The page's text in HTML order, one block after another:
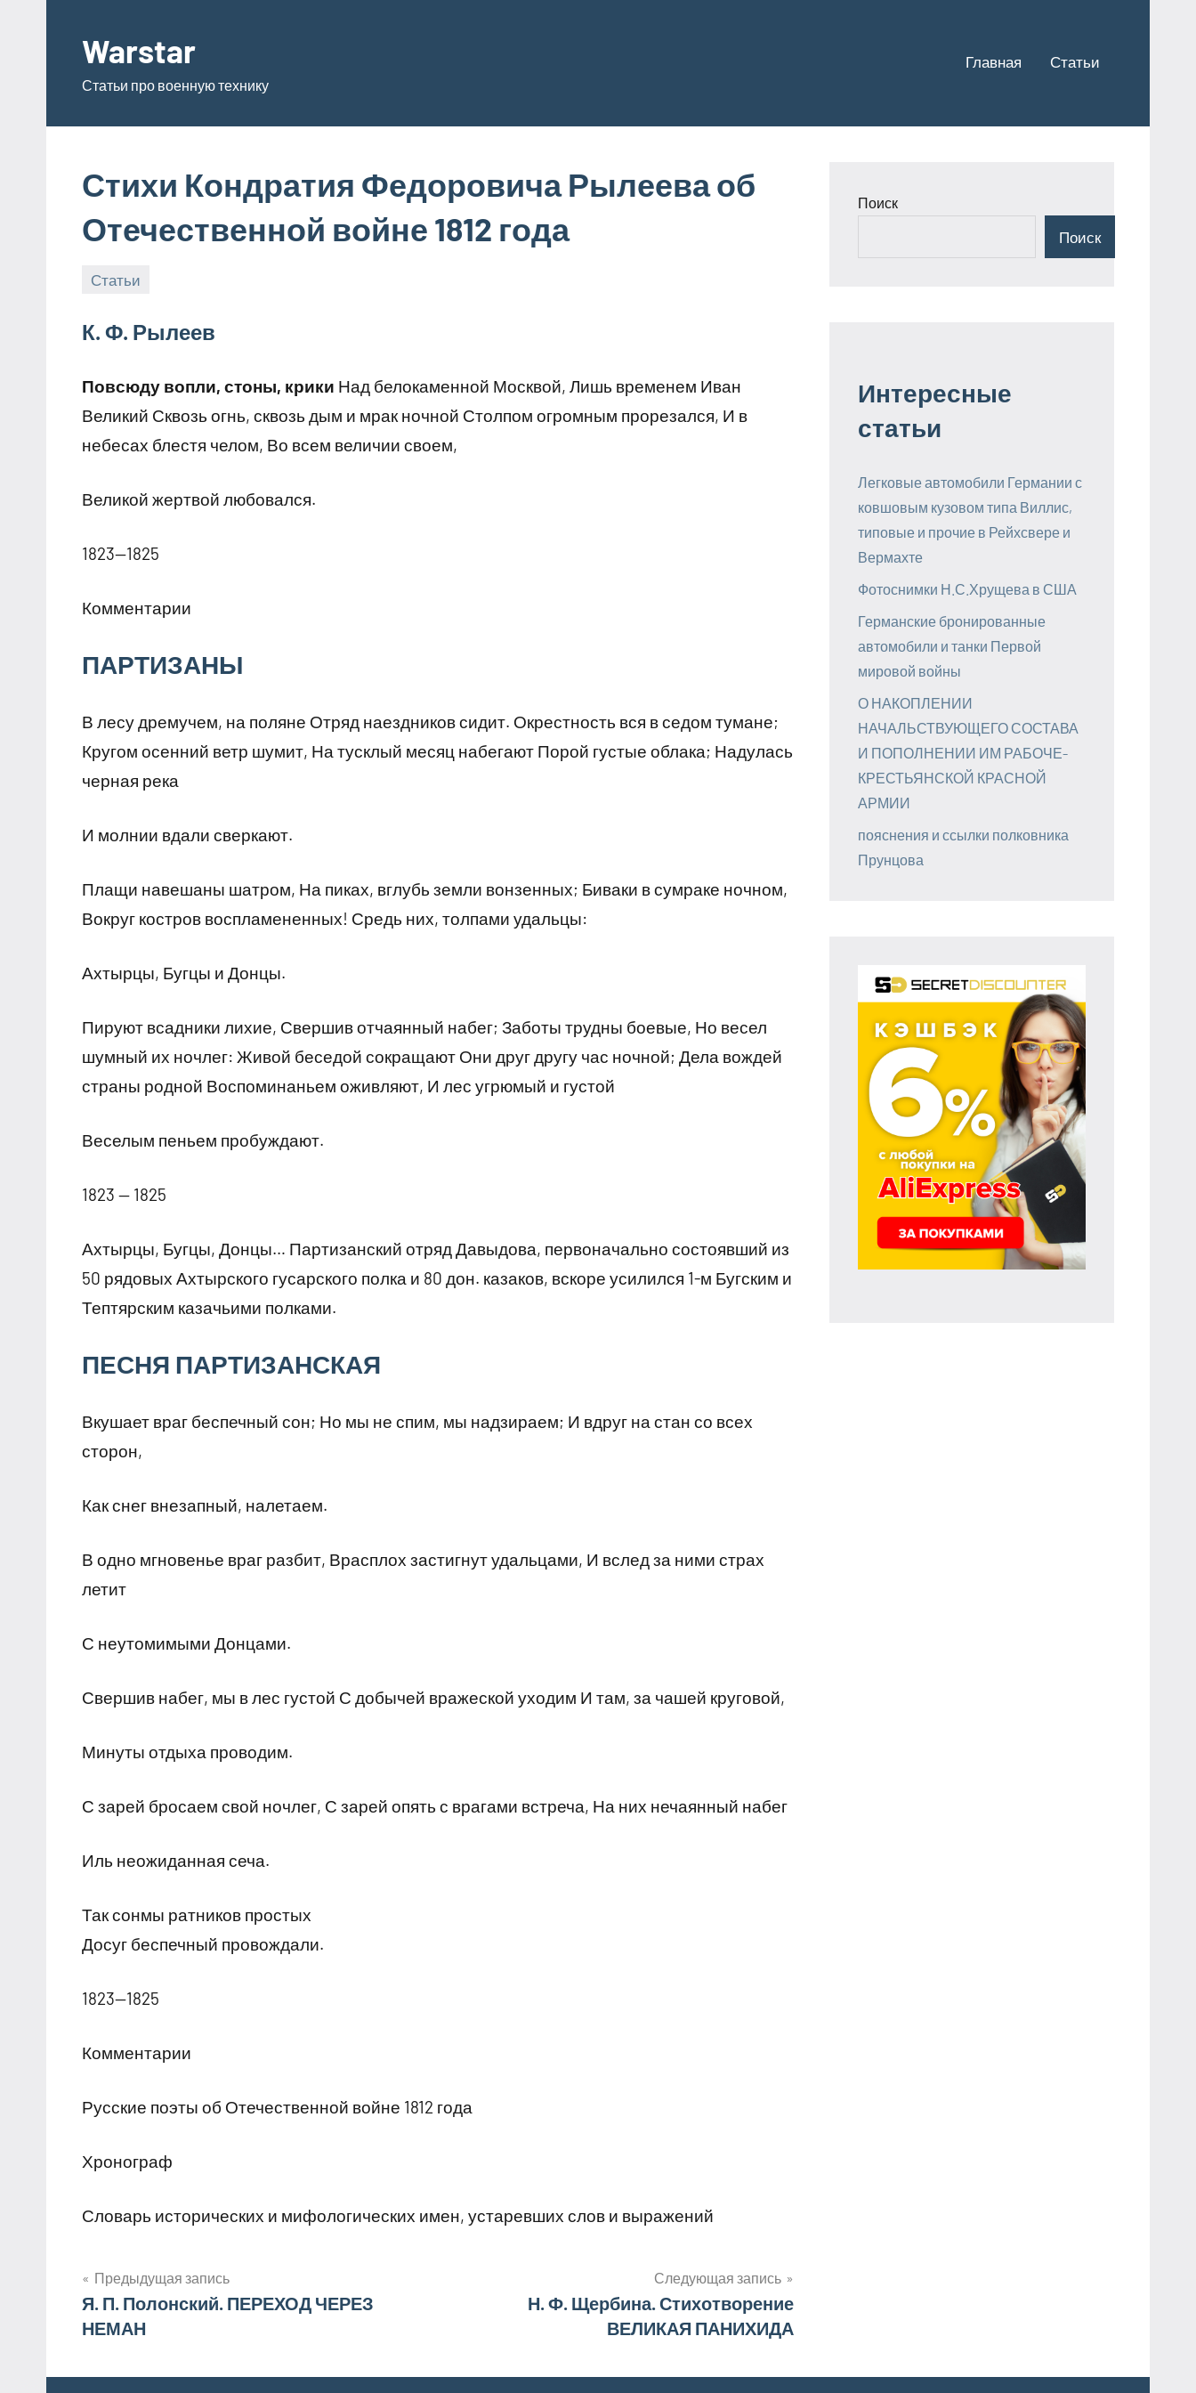
содержимому
Warstar
Статьи про военную технику
Главная Статьи
Стихи Кондратия Федоровича Рылеева об
Отечественной войне 1812 года
Статьи
К. Ф. Рылеев
Повсюду вопли, стоны, крики Над белокаменной Москвой, Лишь временем Иван
Великий Сквозь огнь, сквозь дым и мрак ночной Столпом огромным прорезался, И в
небесах блестя челом, Во всем величии своем,
Великой жертвой любовался.
1823—1825
Комментарии
ПАРТИЗАНЫ
В лесу дремучем, на поляне Отряд наездников сидит. Окрестность вся в седом тумане;
Кругом осенний ветр шумит, На тусклый месяц набегают Порой густые облака; Надулась
черная река
И молнии вдали сверкают.
Плащи навешаны шатром, На пиках, вглубь земли вонзенных; Биваки в сумраке ночном,
Вокруг костров воспламененных! Средь них, толпами удальцы:
Ахтырцы, Бугцы и Донцы.
Пируют всадники лихие, Свершив отчаянный набег; Заботы трудны боевые, Но весел
шумный их ночлег: Живой беседой сокращают Они друг другу час ночной; Дела вождей
страны родной Воспоминаньем оживляют, И лес угрюмый и густой
Веселым пеньем пробуждают.
1823 — 1825
Ахтырцы, Бугцы, Донцы… Партизанский отряд Давыдова, первоначально состоявший из
50 рядовых Ахтырского гусарского полка и 80 дон. казаков, вскоре усилился 1-м Бугским и
Тептярским казачьими полками.
ПЕСНЯ ПАРТИЗАНСКАЯ
Вкушает враг беспечный сон; Но мы не спим, мы надзираем; И вдруг на стан со всех
сторон,
Как снег внезапный, налетаем.
В одно мгновенье враг разбит, Врасплох застигнут удальцами, И вслед за ними страх
летит
С неутомимыми Донцами.
Свершив набег, мы в лес густой С добычей вражеской уходим И там, за чашей круговой,
Минуты отдыха проводим.
С зарей бросаем свой ночлег, С зарей опять с врагами встреча, На них нечаянный набег
Иль неожиданная сеча.
Так сонмы ратников простых
Досуг беспечный провождали.
1823—1825
Комментарии
Русские поэты об Отечественной войне 1812 года
Хронограф
Словарь исторических и мифологических имен, устаревших слов и выражений
Навигация
по
Предыдущая запись
Я. П. Полонский. ПЕРЕХОД ЧЕРЕЗ
НЕМАН
Следующая запись
Н. Ф. Щербина. Стихотворение
ВЕЛИКАЯ ПАНИХИДА
Поиск
Поиск
Интересные
статьи
Легковые автомобили Германии с
ковшовым кузовом типа Виллис,
типовые и прочие в Рейхсвере и
Вермахте
Фотоснимки Н.С.Хрущева в США
Германские бронированные
автомобили и танки Первой
мировой войны
О НАКОПЛЕНИИ
НАЧАЛЬСТВУЮЩЕГО СОСТАВА
И ПОПОЛНЕНИИ ИМ РАБОЧЕ-
КРЕСТЬЯНСКОЙ КРАСНОЙ
АРМИИ
пояснения и ссылки полковника
Прунцова